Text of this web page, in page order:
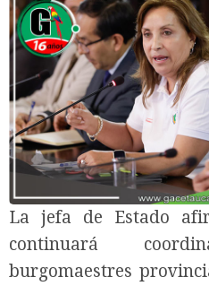
La jefa de Estado
continuará
burgomaestres